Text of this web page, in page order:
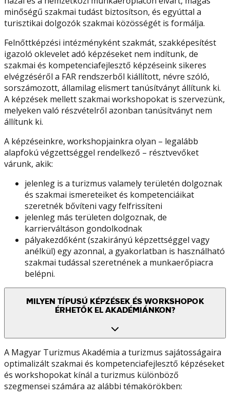
minőségű szakmai tudást biztosítson, és egyúttal a
turisztikai dolgozók szakmai közösségét is formálja.
Felnőttképzési intézményként szakmát, szakképesítést
igazoló oklevelet adó képzéseket nem indítunk, de
szakmai és kompetenciafejlesztő képzéseink sikeres
elvégzéséről a FAR rendszerből kiállított, névre szóló,
sorszámozott, államilag elismert tanúsítványt állítunk ki.
A képzések mellett szakmai workshopokat is szervezünk,
melyeken való részvételről azonban tanúsítványt nem
állítunk ki.
A képzéseinkre, workshopjainkra olyan – legalább
alapfokú végzettséggel rendelkező – résztvevőket
várunk, akik:
jelenleg is a turizmus valamely területén dolgoznak
és szakmai ismereteiket és kompetenciáikat
szeretnék bővíteni vagy felfrissíteni
jelenleg más területen dolgoznak, de
karrierváltáson gondolkodnak
pályakezdőként (szakirányú képzettséggel vagy
anélkül) egy azonnal, a gyakorlatban is használható
szakmai tudással szeretnének a munkaerőpiacra
belépni.
MILYEN TÍPUSÚ KÉPZÉSEK ÉS WORKSHOPOK
ÉRHETŐK EL AKADÉMIÁNKON?
A Magyar Turizmus Akadémia a turizmus sajátosságaira
optimalizált szakmai és kompetenciafejlesztő képzéseket
és workshopokat kínál a turizmus különböző
szegmensei számára az alábbi témakörökben: